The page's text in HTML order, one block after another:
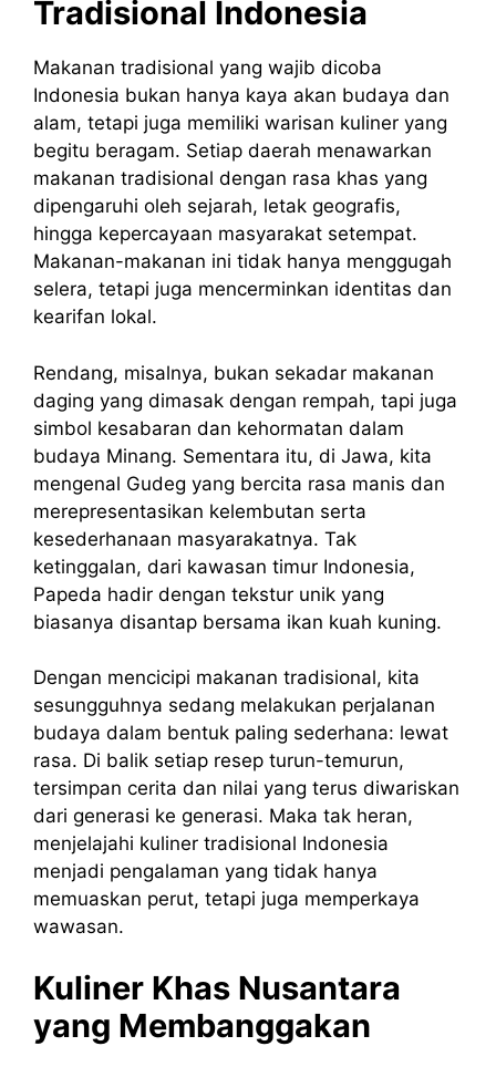
Tradisional Indonesia
Makanan tradisional yang wajib dicoba
Indonesia bukan hanya kaya akan budaya dan
alam, tetapi juga memiliki warisan kuliner yang
begitu beragam. Setiap daerah menawarkan
makanan tradisional dengan rasa khas yang
dipengaruhi oleh sejarah, letak geografis,
hingga kepercayaan masyarakat setempat.
Makanan-makanan ini tidak hanya menggugah
selera, tetapi juga mencerminkan identitas dan
kearifan lokal.
Rendang, misalnya, bukan sekadar makanan
daging yang dimasak dengan rempah, tapi juga
simbol kesabaran dan kehormatan dalam
budaya Minang. Sementara itu, di Jawa, kita
mengenal Gudeg yang bercita rasa manis dan
merepresentasikan kelembutan serta
kesederhanaan masyarakatnya. Tak
ketinggalan, dari kawasan timur Indonesia,
Papeda hadir dengan tekstur unik yang
biasanya disantap bersama ikan kuah kuning.
Dengan mencicipi makanan tradisional, kita
sesungguhnya sedang melakukan perjalanan
budaya dalam bentuk paling sederhana: lewat
rasa. Di balik setiap resep turun-temurun,
tersimpan cerita dan nilai yang terus diwariskan
dari generasi ke generasi. Maka tak heran,
menjelajahi kuliner tradisional Indonesia
menjadi pengalaman yang tidak hanya
memuaskan perut, tetapi juga memperkaya
wawasan.
Kuliner Khas Nusantara
yang Membanggakan